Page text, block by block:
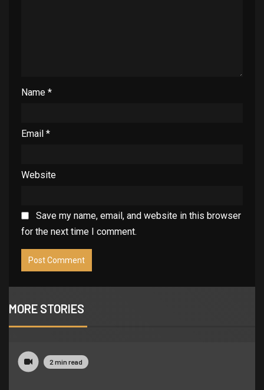
Name *
Email *
Website
Save my name, email, and website in this browser
for the next time I comment.
MORE STORIES
2 min read